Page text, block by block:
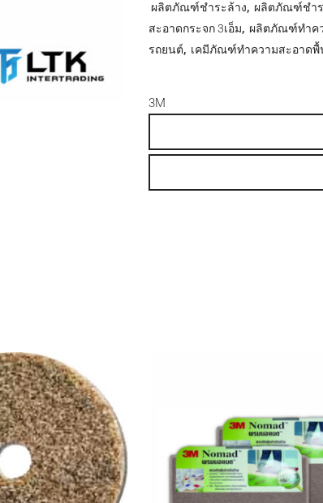
ผลิตภัณฑ์ชำระล้าง, ผลิตภัณฑ์ชำร
สะอาดกระจก 3เอ็ม, ผลิตภัณฑ์ทำค
รถยนต์, เคมีภัณฑ์ทำความสะอาดพื้
3M